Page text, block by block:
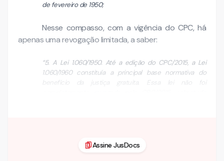
de fevereiro de 1950;
Nesse compasso, com a vigência do CPC, há
apenas uma revogação limitada, a saber:
“5. A Lei 1.060/1950. Até a edição do CPC/2015, a Lei
1.060/1960 constituía a principal base normativa do
benefício da justiça gratuita. Essa lei não foi
Assine JusDocs